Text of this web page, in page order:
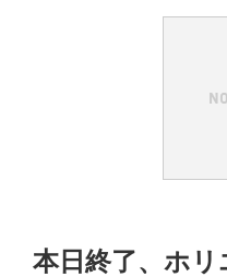
本日終了、ホ